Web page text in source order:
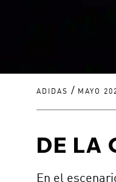
ADIDAS / MAYO
DE LA
En el